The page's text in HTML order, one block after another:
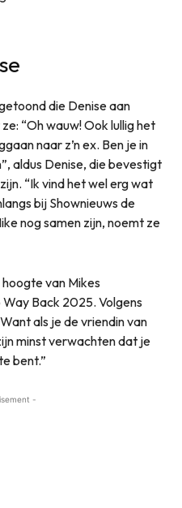
die Denise aan
“Oh wauw! Ook lullig het
naar z’n ex. Ben je in
aldus Denise, die bevestigt
“Ik vind het wel erg wat
bij Shownieuws de
nog samen zijn, noemt ze
van Mikes
Back 2025. Volgens
als je de vriendin van
minst verwachten dat je
bent.”
-